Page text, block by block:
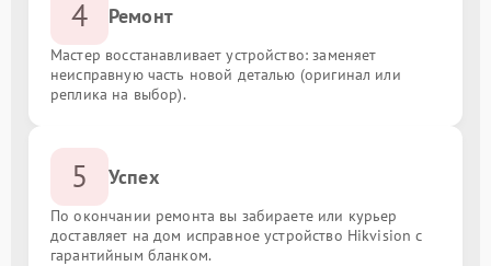
4 Ремонт
Мастер восстанавливает устройство: заменяет
неисправную часть новой деталью (оригинал или
реплика на выбор).
5 Успех
По окончании ремонта вы забираете или курьер
доставляет на дом исправное устройство Hikvision с
гарантийным бланком.